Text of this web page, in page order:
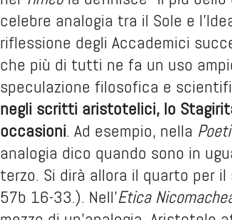
celebre analogia tra il Sole e
riflessione degli Accademici
che più di tutti ne fa un uso
speculazione filosofica e
negli scritti aristotelici, lo
occasioni. Ad esempio, nella
analogia dico quando sono in
terzo. Si dirà allora il quarto per
57b 16-33.). Nell’Etica